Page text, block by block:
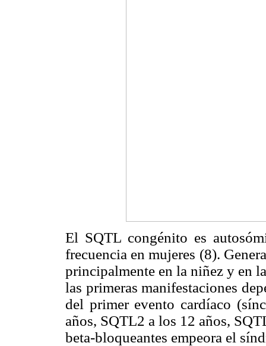
El SQTL congénito es
frecuencia en mujeres (8).
principalmente en la niñez y en
las primeras manifestaciones
del primer evento cardíaco
años, SQTL2 a los 12 años,
beta-bloqueantes empeora el